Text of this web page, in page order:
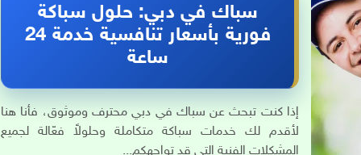
سباك في دبي: حلول سباكة
فورية بأسعار تنافسية خدمة 24
ساعة
إذا كنت تبحث عن سباك في دبي محترف وموثوق، فأنا هنا
لأقدم لك خدمات سباكة متكاملة وحلولاً فعّالة لجميع
المشكلات الفنية التي قد تواجهكم...